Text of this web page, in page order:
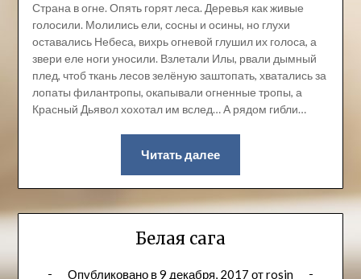
Страна в огне. Опять горят леса. Деревья как живые
голосили. Молились ели, сосны и осины, но глухи
оставались Небеса, вихрь огневой глушил их голоса, а
звери еле ноги уносили. Взлетали Илы, рвали дымный
плед, чтоб ткань лесов зелёную заштопать, хватались за
лопаты филантропы, окапывали огненные тропы, а
Красный Дьявол хохотал им вслед… А рядом гибли…
Читать далее
Белая сага
Опубликовано в9 декабря, 2017 отrosin